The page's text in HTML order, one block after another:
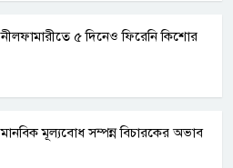
নীলফামারীতে ৫ দিনেও ফিরেনি কিশোর
মানবিক মূল্যবোধ সম্পন্ন বিচারকের অভাব